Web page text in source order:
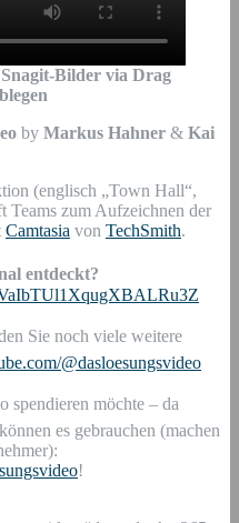
Snagit-Bilder via Drag
by Markus Hahner & Kai
(englisch „Town Hall“,
Teams zum Aufzeichnen der
Camtasia von TechSmith.
entdeckt?
Sie noch viele weitere
@dasloesungsvideo
spendieren möchte – da
es gebrauchen (machen
!